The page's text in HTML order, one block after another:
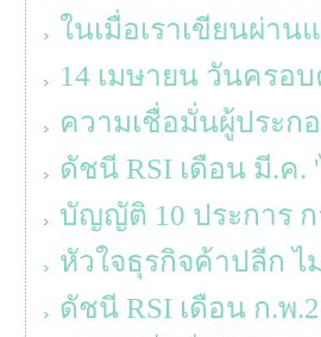
ในเมื่อเราเขียนผ่า
14 เมษายน วันครอ
ความเชื่อมั่นผู้ประก
ดัชนี RSI เดือน มี.ค.
บัญญัติ 10 ประการ ก
หัวใจธุรกิจค้าปลีก ไ
ดัชนี RSI เดือน ก.พ